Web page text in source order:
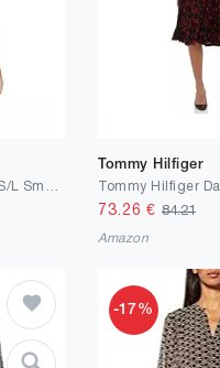
Tommy Hilfiger
73.26 € 84.21
Amazon
-17%